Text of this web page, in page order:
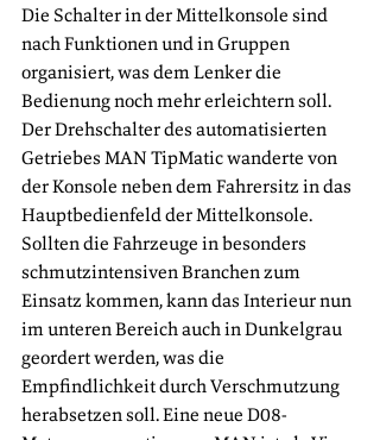
Die Schalter in der Mittelkonsole sind
nach Funktionen und in Gruppen
organisiert, was dem Lenker die
Bedienung noch mehr erleichtern soll.
Der Drehschalter des automatisierten
Getriebes MAN TipMatic wanderte von
der Konsole neben dem Fahrersitz in das
Hauptbedienfeld der Mittelkonsole.
Sollten die Fahrzeuge in besonders
schmutzintensiven Branchen zum
Einsatz kommen, kann das Interieur nun
im unteren Bereich auch in Dunkelgrau
geordert werden, was die
Empfindlichkeit durch Verschmutzung
herabsetzen soll. Eine neue D08-